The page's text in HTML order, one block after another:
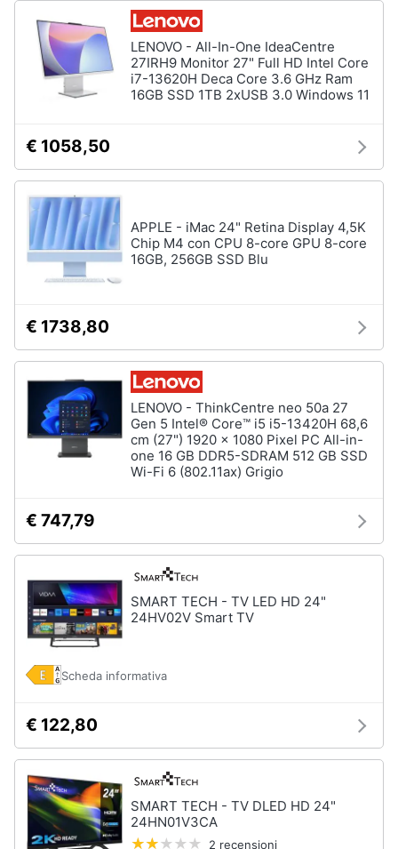
Servizi
Assistenza
LENOVO - All-In-One IdeaCentre
27IRH9 Monitor 27" Full HD Intel Core
i7-13620H Deca Core 3.6 GHz Ram
16GB SSD 1TB 2xUSB 3.0 Windows 11
€ 1058,50
APPLE - iMac 24" Retina Display 4,5K
Chip M4 con CPU 8-core GPU 8-core
16GB, 256GB SSD Blu
€ 1738,80
LENOVO - ThinkCentre neo 50a 27
Gen 5 Intel® Core™ i5 i5-13420H 68,6
cm (27") 1920 x 1080 Pixel PC All-in-
one 16 GB DDR5-SDRAM 512 GB SSD
Wi-Fi 6 (802.11ax) Grigio
€ 747,79
SMART TECH - TV LED HD 24"
24HV02V Smart TV
Scheda informativa
€ 122,80
SMART TECH - TV DLED HD 24"
24HN01V3CA
2 recensioni